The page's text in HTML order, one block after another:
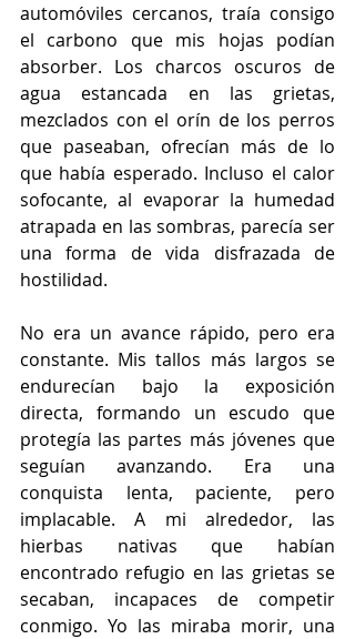
automóviles cercanos, traía consigo
el carbono que mis hojas podían
absorber. Los charcos oscuros de
agua estancada en las grietas,
mezclados con el orín de los perros
que paseaban, ofrecían más de lo
que había esperado. Incluso el calor
sofocante, al evaporar la humedad
atrapada en las sombras, parecía ser
una forma de vida disfrazada de
hostilidad.
No era un avance rápido, pero era
constante. Mis tallos más largos se
endurecían bajo la exposición
directa, formando un escudo que
protegía las partes más jóvenes que
seguían avanzando. Era una
conquista lenta, paciente, pero
implacable. A mi alrededor, las
hierbas nativas que habían
encontrado refugio en las grietas se
secaban, incapaces de competir
conmigo. Yo las miraba morir, una